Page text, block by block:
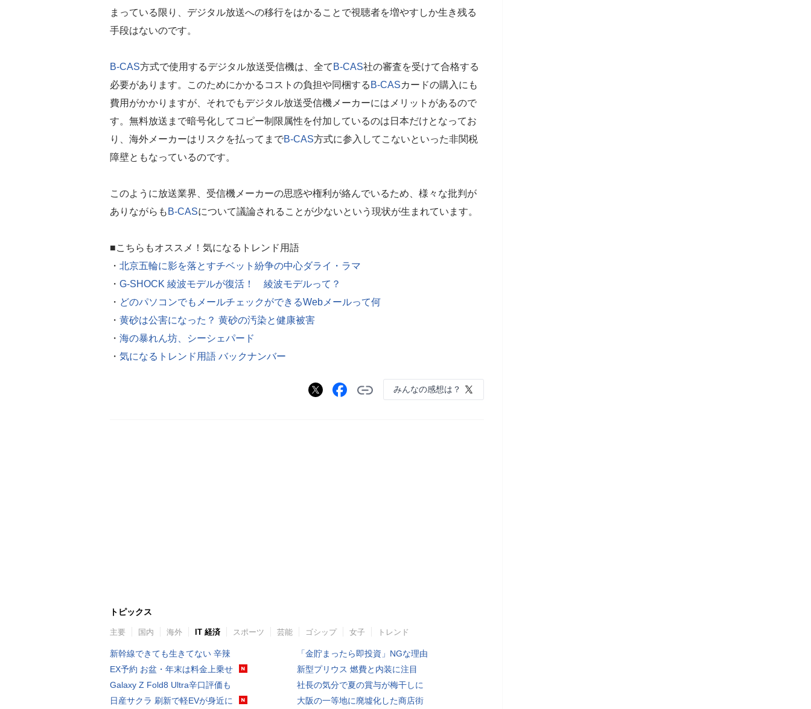
まっている限り、デジタル放送への移行をはかることで視聴者を増やすしか生き残る
手段はないのです。
B-CAS方式で使用するデジタル放送受信機は、全て B-CAS社の審査を受けて合格する
必要があります。このためにかかるコストの負担や同梱する B-CASカードの購入にも
費用がかかりますが、それでもデジタル放送受信機メーカーにはメリットがあるので
す。無料放送まで暗号化してコピー制限属性を付加しているのは日本だけとなってお
り、海外メーカーはリスクを払ってまでB-CAS方式に参入してこないといった非関税
障壁ともなっているのです。
このように放送業界、受信機メーカーの思惑や権利が絡んでいるため、様々な批判が
ありながらも B-CASについて議論されることが少ないという現状が生まれています。
■こちらもオススメ！気になるトレンド用語
・ 北京五輪に影を落とすチベット紛争の中心ダライ・ラマ
・ G-SHOCK 綾波モデルが復活！ 綾波モデルって？
・ どのパソコンでもメールチェックができるWebメールって何
・ 黄砂は公害になった？ 黄砂の汚染と健康被害
・ 海の暴れん坊、シーシェパード
・ 気になるトレンド用語 バックナンバー
みんなの感想は？
トピックス
主要 国内 海外 IT 経済 スポーツ 芸能 ゴシップ 女子 トレンド
新幹線できても生きてない 辛辣
EX予約 お盆・年末は料金上乗せ
Galaxy Z Fold8 Ultra辛口評価も
日産サクラ 刷新で軽EVが身近に
「金貯まったら即投資」NGな理由
新型プリウス 燃費と内装に注目
社長の気分で夏の賞与が梅干しに
大阪の一等地に廃墟化した商店街